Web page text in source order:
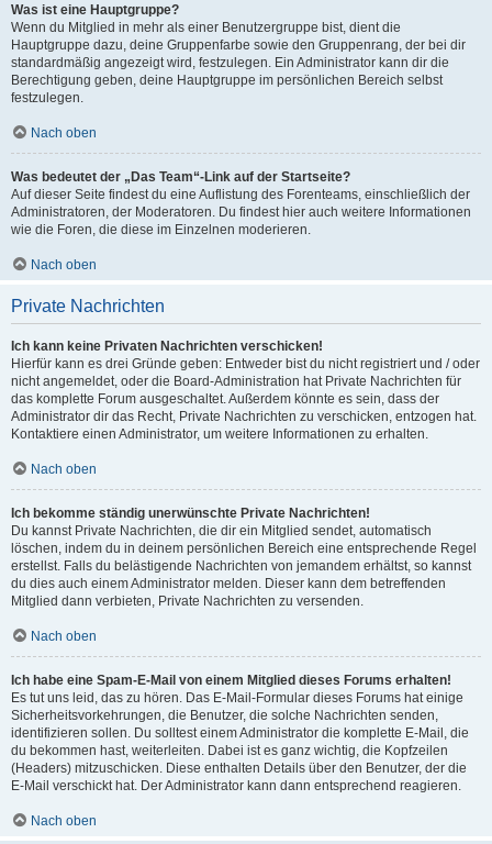
Was ist eine Hauptgruppe?
Wenn du Mitglied in mehr als einer Benutzergruppe bist, dient die
Hauptgruppe dazu, deine Gruppenfarbe sowie den Gruppenrang, der bei dir
standardmäßig angezeigt wird, festzulegen. Ein Administrator kann dir die
Berechtigung geben, deine Hauptgruppe im persönlichen Bereich selbst
festzulegen.
Nach oben
Was bedeutet der „Das Team“-Link auf der Startseite?
Auf dieser Seite findest du eine Auflistung des Forenteams, einschließlich der
Administratoren, der Moderatoren. Du findest hier auch weitere Informationen
wie die Foren, die diese im Einzelnen moderieren.
Nach oben
Private Nachrichten
Ich kann keine Privaten Nachrichten verschicken!
Hierfür kann es drei Gründe geben: Entweder bist du nicht registriert und / oder
nicht angemeldet, oder die Board-Administration hat Private Nachrichten für
das komplette Forum ausgeschaltet. Außerdem könnte es sein, dass der
Administrator dir das Recht, Private Nachrichten zu verschicken, entzogen hat.
Kontaktiere einen Administrator, um weitere Informationen zu erhalten.
Nach oben
Ich bekomme ständig unerwünschte Private Nachrichten!
Du kannst Private Nachrichten, die dir ein Mitglied sendet, automatisch
löschen, indem du in deinem persönlichen Bereich eine entsprechende Regel
erstellst. Falls du belästigende Nachrichten von jemandem erhältst, so kannst
du dies auch einem Administrator melden. Dieser kann dem betreffenden
Mitglied dann verbieten, Private Nachrichten zu versenden.
Nach oben
Ich habe eine Spam-E-Mail von einem Mitglied dieses Forums erhalten!
Es tut uns leid, das zu hören. Das E-Mail-Formular dieses Forums hat einige
Sicherheitsvorkehrungen, die Benutzer, die solche Nachrichten senden,
identifizieren sollen. Du solltest einem Administrator die komplette E-Mail, die
du bekommen hast, weiterleiten. Dabei ist es ganz wichtig, die Kopfzeilen
(Headers) mitzuschicken. Diese enthalten Details über den Benutzer, der die
E-Mail verschickt hat. Der Administrator kann dann entsprechend reagieren.
Nach oben